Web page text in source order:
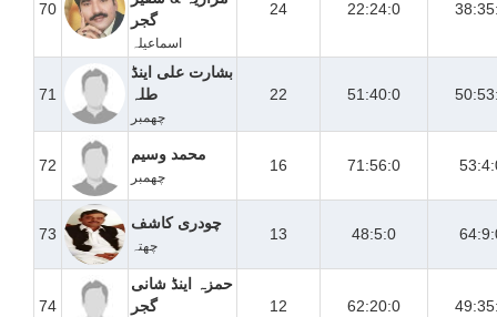
70
گجر
اسماعیلہ
24 22:24:0
71
بشارت علی اینڈ
طلہ
چھمبر
22 51:40:0
72
محمد وسیم
چھمبر
16 71:56:0
73
چودری کاشف
چھتہ
13 48:5:0
74
حمزہ اینڈ شانی
گجر
12 62:20:0